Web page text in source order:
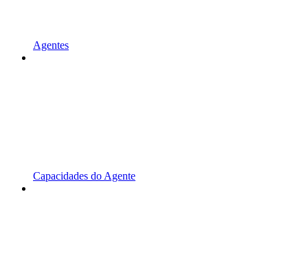
Agentes
Capacidades do Agente